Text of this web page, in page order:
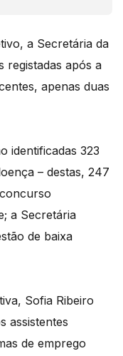
a Secretária da
registadas após a
apenas duas
identificadas 323
– destas, 247
a Secretária
de baixa
Sofia Ribeiro
assistentes
de emprego